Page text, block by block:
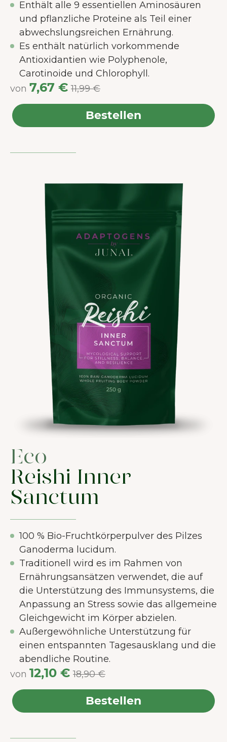
Enthält alle 9 essentiellen Aminosäuren
und pflanzliche Proteine als Teil einer
abwechslungsreichen Ernährung.
Es enthält natürlich vorkommende
Antioxidantien wie Polyphenole,
Carotinoide und Chlorophyll.
von 7,67 € 11,99 €
Bestellen
Eco
Reishi Inner
Sanctum
100 % Bio-Fruchtkörperpulver des Pilzes
Ganoderma lucidum.
Traditionell wird es im Rahmen von
Ernährungsansätzen verwendet, die auf
die Unterstützung des Immunsystems, die
Anpassung an Stress sowie das allgemeine
Gleichgewicht im Körper abzielen.
Außergewöhnliche Unterstützung für
einen entspannten Tagesausklang und die
abendliche Routine.
von 12,10 € 18,90 €
Bestellen